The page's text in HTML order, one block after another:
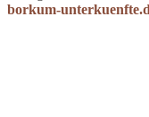
borkum-